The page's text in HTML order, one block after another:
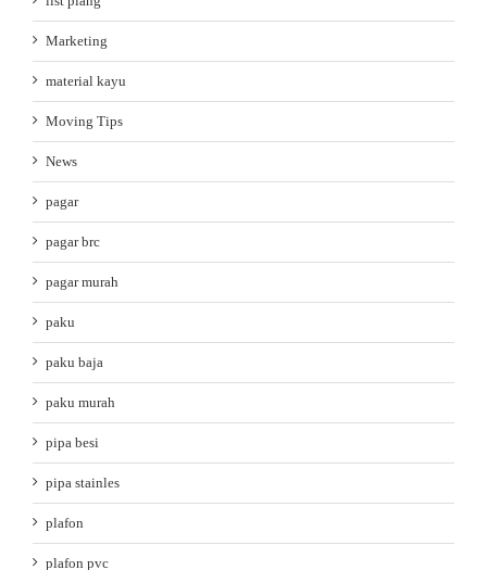
Marketing
material kayu
Moving Tips
News
pagar
pagar brc
pagar murah
paku
paku baja
paku murah
pipa besi
pipa stainles
plafon
plafon pvc